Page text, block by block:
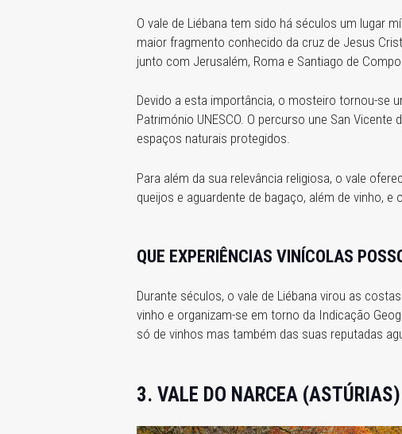
O vale de Liébana tem sido há séculos um lugar
maior fragmento conhecido da cruz de Jesus
junto com Jerusalém, Roma e Santiago de
Devido a esta importância, o mosteiro tornou-se
Património UNESCO. O percurso une San
espaços naturais protegidos.
Para além da sua relevância religiosa, o vale
queijos e aguardente de bagaço, além de vinho,
QUE EXPERIÊNCIAS VINÍCOLAS
Durante séculos, o vale de Liébana virou as
vinho e organizam-se em torno da Indicação
só de vinhos mas também das suas reputadas
3. VALE DO NARCEA